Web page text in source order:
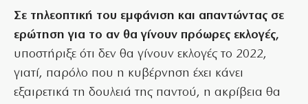
Σε τηλεοπτική του εμφάνιση και απαντώντας σε
ερώτηση για το αν θα γίνουν πρόωρες εκλογές,
υποστήριξε ότι δεν θα γίνουν εκλογές το 2022,
γιατί, παρόλο που η κυβέρνηση έχει κάνει
εξαιρετικά τη δουλειά της παντού, η ακρίβεια θα